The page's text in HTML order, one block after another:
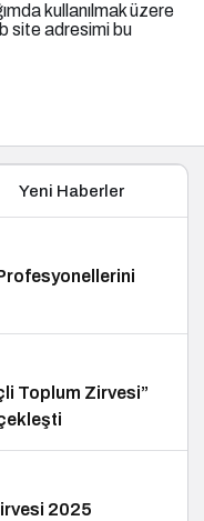
kullanılmak üzere
site adresimi bu
Yeni Haberler
Toplum Zirvesi”
2025